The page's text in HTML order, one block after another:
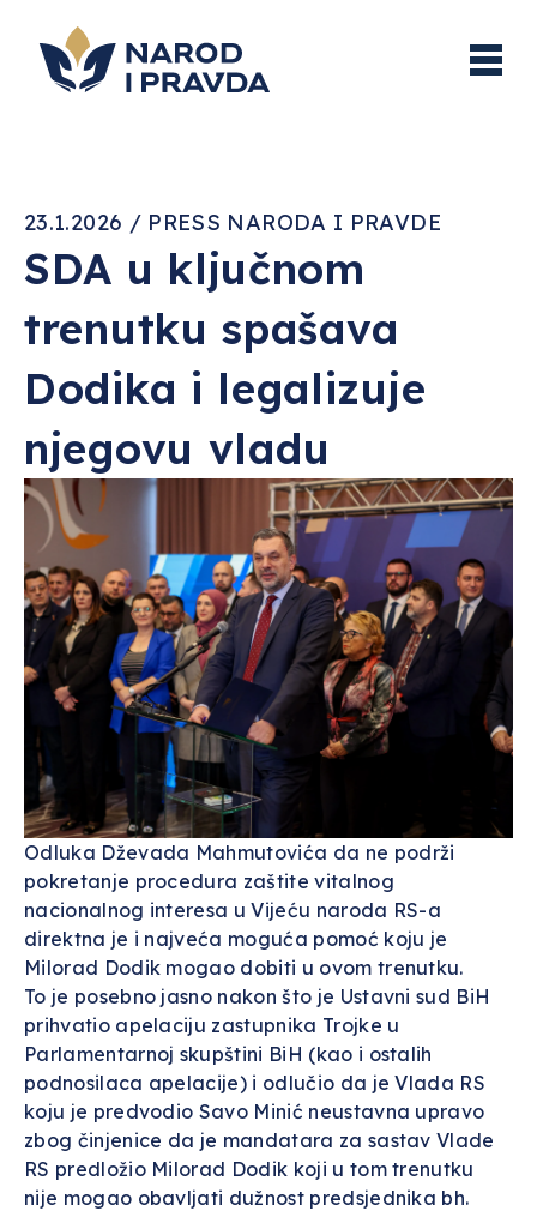
23.1.2026 / PRESS NARODA I PRAVDE
SDA u ključnom
trenutku spašava
Dodika i legalizuje
njegovu vladu
Odluka Dževada Mahmutovića da ne podrži
pokretanje procedura zaštite vitalnog
nacionalnog interesa u Vijeću naroda RS-a
direktna je i najveća moguća pomoć koju je
Milorad Dodik mogao dobiti u ovom trenutku.
To je posebno jasno nakon što je Ustavni sud BiH
prihvatio apelaciju zastupnika Trojke u
Parlamentarnoj skupštini BiH (kao i ostalih
podnosilaca apelacije) i odlučio da je Vlada RS
koju je predvodio Savo Minić neustavna upravo
zbog činjenice da je mandatara za sastav Vlade
RS predložio Milorad Dodik koji u tom trenutku
nije mogao obavljati dužnost predsjednika bh.